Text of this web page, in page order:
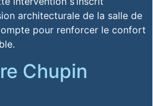
architecturale de la salle de
pour renforcer le confort
Chupin